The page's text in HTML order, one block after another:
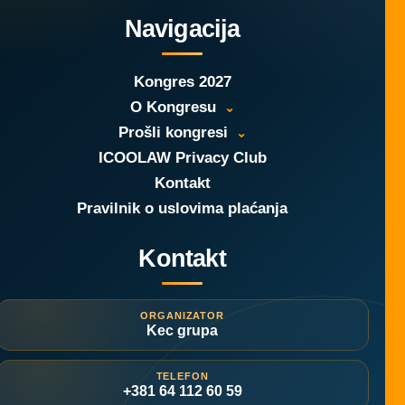
Navigacija
Kongres 2027
O Kongresu
Prošli kongresi
ICOOLAW Privacy Club
Kontakt
Pravilnik o uslovima plaćanja
Kontakt
ORGANIZATOR
Kec grupa
TELEFON
+381 64 112 60 59